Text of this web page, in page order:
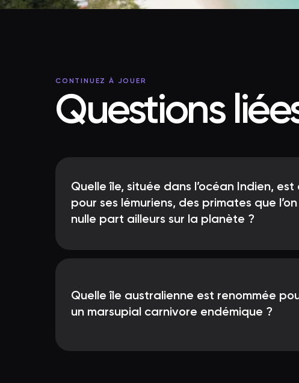
CONTINUEZ À JOUER
Questions
Quelle île, située dans l’océan Indien,
pour ses lémuriens, des primates que
nulle part ailleurs sur la planète ?
Quelle île australienne est renommée
un marsupial carnivore endémique ?